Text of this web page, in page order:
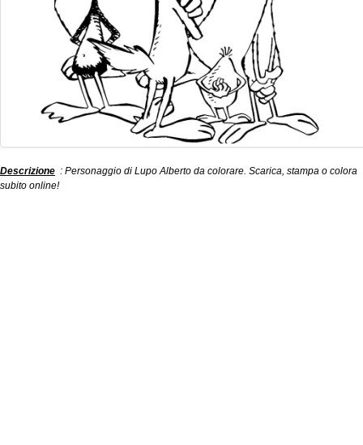
Descrizione : Personaggio di Lupo Alberto da colorare. Scarica, stampa o colora
subito online!